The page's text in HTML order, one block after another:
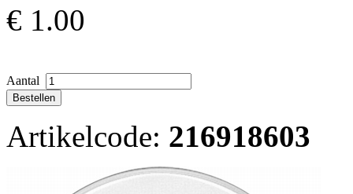
€ 1.00
Aantal
Artikelcode: 216918603